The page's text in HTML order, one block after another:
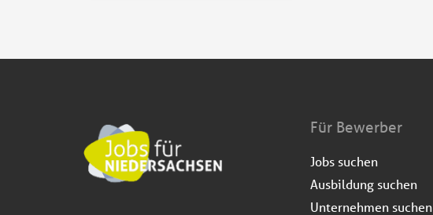
Für Bewerber
Jobs suchen
Ausbildung suchen
Unternehmen suchen